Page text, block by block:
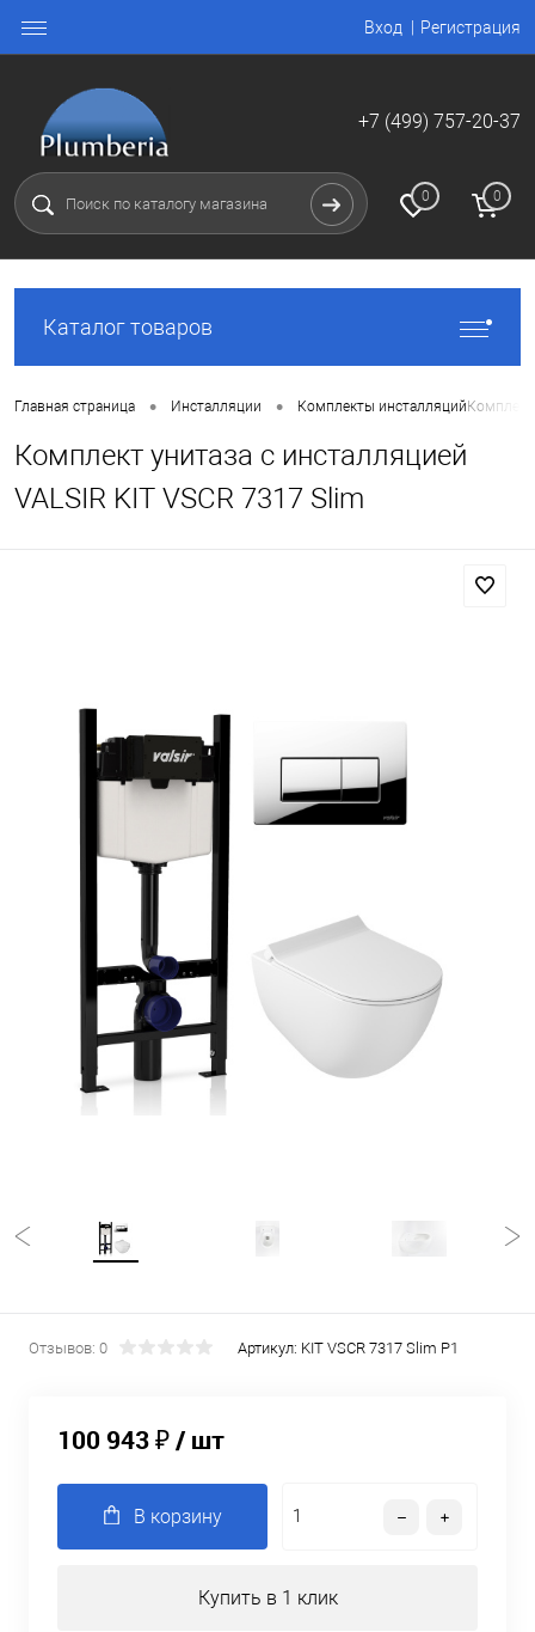
Вход Регистрация
+7 (499) 757-20-37
0 0
Каталог товаров
Главная страница • Инсталляции • Комплекты инсталляций Комплект
Комплект унитаза с инсталляцией
VALSIR KIT VSCR 7317 Slim
Отзывов: 0 Артикул: KIT VSCR 7317 Slim P1
100 943 ₽/ шт
В корзину
Купить в 1 клик